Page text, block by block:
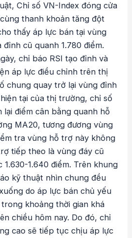
Chỉ số VN-Index đóng cửa
thanh khoản tăng đột
thấy áp lực bán tại vùng
cũ quanh 1.780 điểm.
chỉ báo RSI tạo đỉnh và
áp lực điều chỉnh trên thị
chung quay trở lại vùng đỉnh
tại của thị trường, chỉ số
điểm cân bằng quanh hỗ
MA20, tương đương vùng
tra vùng hỗ trợ này không
tiếp theo là vùng đáy cũ
1.640 điểm. Trên khung
kỹ thuật nhìn chung đều
do áp lực bán chủ yếu
khoảng thời gian khá
chiều hôm nay. Do đó, chỉ
cao sẽ tiếp tục chịu áp lực